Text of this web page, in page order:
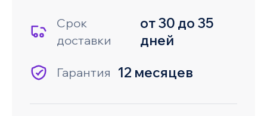
Срок
доставки
от 30 до 35
дней
Гарантия 12 месяцев